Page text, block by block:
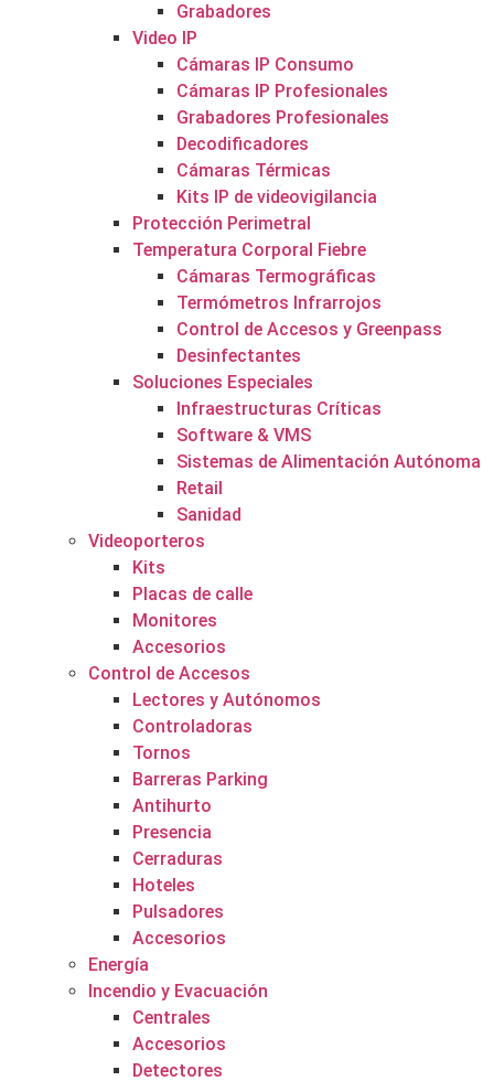
Grabadores
Video IP
Cámaras IP Consumo
Cámaras IP Profesionales
Grabadores Profesionales
Decodificadores
Cámaras Térmicas
Kits IP de videovigilancia
Protección Perimetral
Temperatura Corporal Fiebre
Cámaras Termográficas
Termómetros Infrarrojos
Control de Accesos y Greenpass
Desinfectantes
Soluciones Especiales
Infraestructuras Críticas
Software & VMS
Sistemas de Alimentación Autónoma
Retail
Sanidad
Videoporteros
Kits
Placas de calle
Monitores
Accesorios
Control de Accesos
Lectores y Autónomos
Controladoras
Tornos
Barreras Parking
Antihurto
Presencia
Cerraduras
Hoteles
Pulsadores
Accesorios
Energía
Incendio y Evacuación
Centrales
Accesorios
Detectores